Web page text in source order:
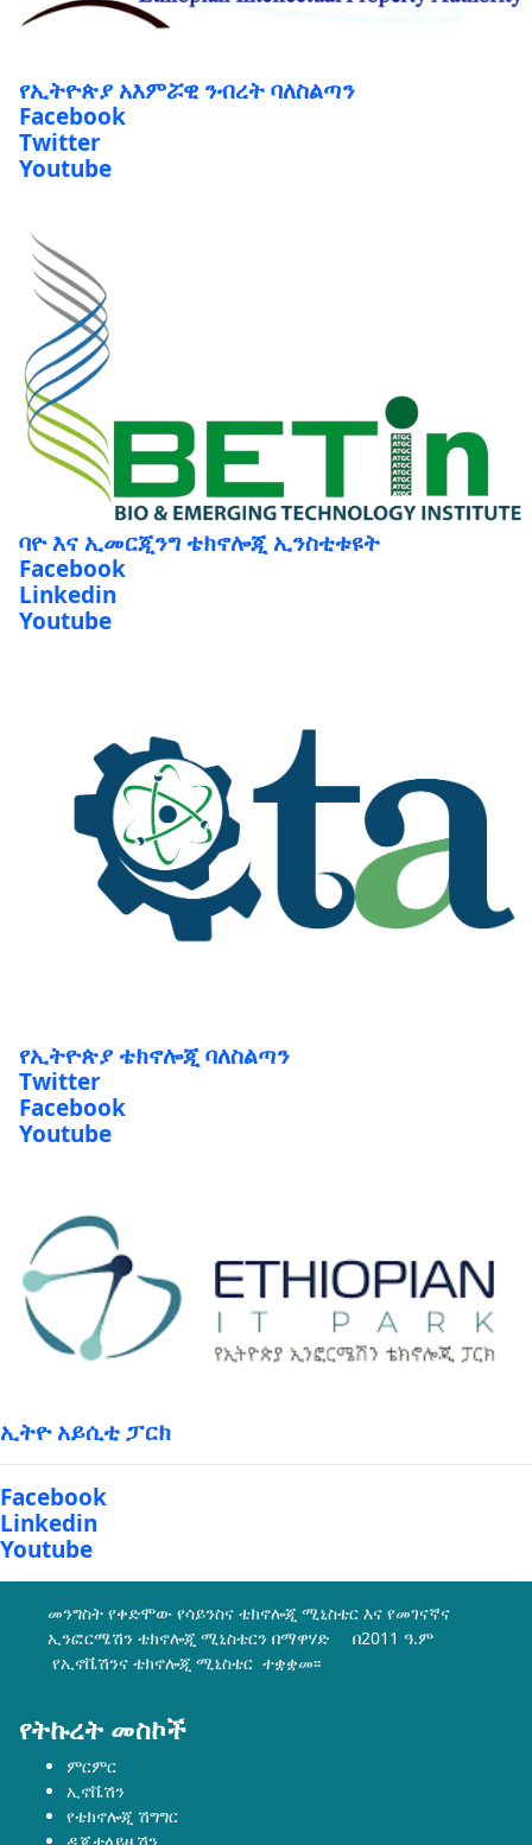
የኢትዮጵያ አእምሯዊ ንብረት ባለስልጣን
Facebook
Twitter
Youtube
ባዮ እና ኢመርጂንግ ቴክኖሎጂ ኢንስቲቱዩት
Facebook
Linkedin
Youtube
የኢትዮጵያ ቴክኖሎጂ ባለስልጣን
Twitter
Facebook
Youtube
ኢትዮ አይሲቲ ፓርክ
Facebook
Linkedin
Youtube
መንግስት የቀድሞው የሳይንስና ቴክኖሎጂ ሚኒስቴር እና የመገናኛና
ኢንፎርሜሽን ቴክኖሎጂ ሚኒስቴርን በማዋሃድ በ2011 ዓ.ም
የኢኖቬሽንና ቴክኖሎጂ ሚኒስቴር ተቋቋመ፡፡
የትኩረት መስኮች
ምርምር
ኢኖቬሽን
የቴክኖሎጂ ሽግግር